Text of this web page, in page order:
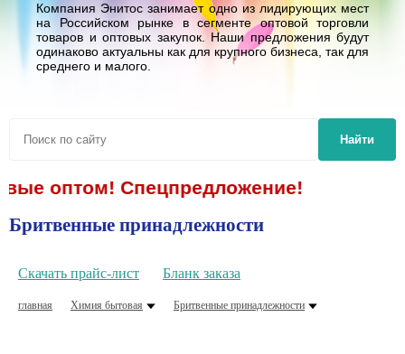
Компания Энитос занимает одно из лидирующих мест
на Российском рынке в сегменте оптовой торговли
товаров и оптовых закупок. Наши предложения будут
одинаково актуальны как для крупного бизнеса, так для
среднего и малого.
Найти
Спецпредложение!
Бритвенные принадлежности
Скачать прайс-лист Бланк заказа
главная Химия бытовая Бритвенные принадлежности